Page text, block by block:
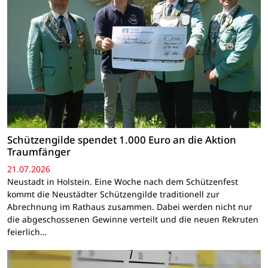
Schützengilde spendet 1.000 Euro an die Aktion
Traumfänger
21.07.2026
Neustadt in Holstein. Eine Woche nach dem Schützenfest
kommt die Neustädter Schützengilde traditionell zur
Abrechnung im Rathaus zusammen. Dabei werden nicht nur
die abgeschossenen Gewinne verteilt und die neuen Rekruten
feierlich…